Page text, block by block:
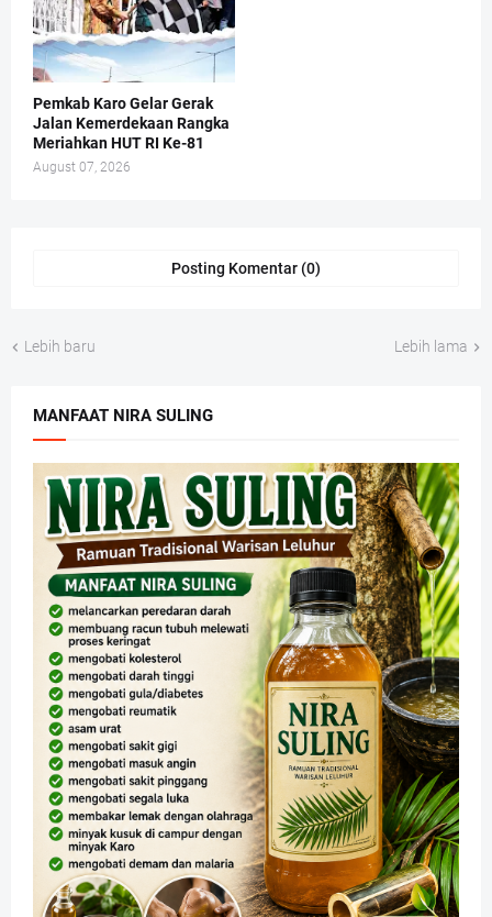
Pemkab Karo Gelar Gerak
Jalan Kemerdekaan Rangka
Meriahkan HUT RI Ke-81
August 07, 2026
Posting Komentar (0)
Lebih baru Lebih lama
MANFAAT NIRA SULING